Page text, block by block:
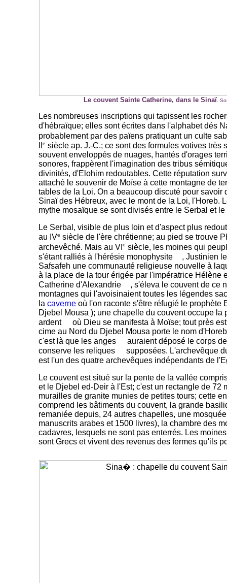
Le couvent Sainte Catherine, dans le Sinaï.
Les nombreuses inscriptions qui tapissent les
d'hébraïque; elles sont écrites dans l'alphabet dés
probablement par des païens pratiquant un culte
e siècle ap. J.-C.; ce sont des formules votives très
souvent enveloppés de nuages, hantés d'orages
sonores, frappèrent l'imagination des tribus
divinités, d'Elohim redoutables. Cette réputation
attaché le souvenir de Moïse à cette montagne de
tables de la Loi. On a beaucoup discuté pour savoir
Sinaï des Hébreux, avec le mont de la Loi, l'Horeb.
mythe mosaïque se sont divisés entre le Serbal et
Le Serbal, visible de plus loin et d'aspect plus
au IVe siècle de l'ère chrétienne; au pied se trouve
archevêché. Mais au VI e siècle, les moines qui
s'étant ralliés à l'hérésie monophysite
, Justinien
Safsafeh une communauté religieuse nouvelle à
à la place de la tour érigée par l'impératrice Hélène
Catherine d'Alexandrie
, s'éleva le couvent de ce
montagnes qui l'avoisinaient toutes les légendes
la caverne où l'on raconte s'être réfugié le prophète
Djebel Mousa ); une chapelle du couvent occupe la
ardent
où Dieu se manifesta à Moïse; tout près
cime au Nord du Djebel Mousa porte le nom
c'est là que les anges
auraient déposé le corps
conserve les reliques
supposées. L'archevêque
est l'un des quatre archevêques indépendants de
Le couvent est situé sur la pente de la vallée
et le Djebel ed-Deir à l'Est; c'est un rectangle de 72
murailles de granite munies de petites tours; cette
comprend les bâtiments du couvent, la grande
remaniée depuis, 24 autres chapelles, une
manuscrits arabes et 1500 livres), la chambre des
cadavres, lesquels ne sont pas enterrés. Les
sont Grecs et vivent des revenus des fermes qu'ils
-